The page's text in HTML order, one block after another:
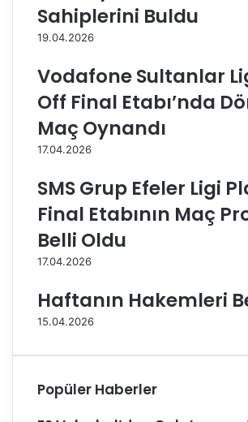
l
a
L
i
g
’
n
e
1
0
.
v
1
.
a
t
r
i
g
ı
u
t
Sahiplerini Buldu
19.04.2026
Vodafone Sultanlar
Off Final Etabı’nda
Maç Oynandı
17.04.2026
SMS Grup Efeler Ligi
Final Etabının Maç
Belli Oldu
17.04.2026
Haftanın Hakemleri
15.04.2026
Popüler Haberler